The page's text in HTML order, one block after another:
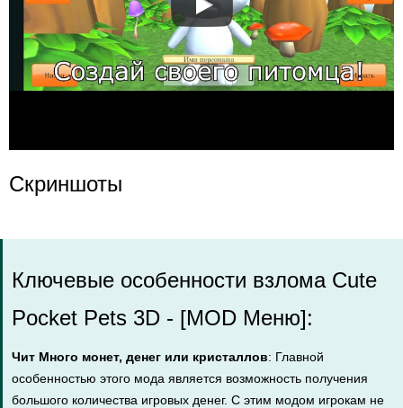
Скриншоты
Ключевые особенности взлома Cute
Pocket Pets 3D - [MOD Меню]:
Чит Много монет, денег или кристаллов: Главной
особенностью этого мода является возможность получения
большого количества игровых денег. С этим модом игрокам не